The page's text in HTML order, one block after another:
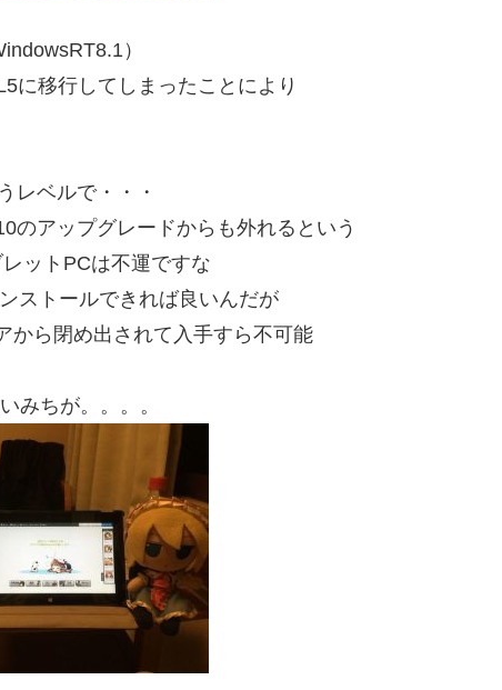
）
に移行してしまったことにより
レベルで・・・
のアップグレードからも外れるという
ットPCは不運ですな
ストールできれば良いんだが
から閉め出されて入手すら不可能
みちが。。。。